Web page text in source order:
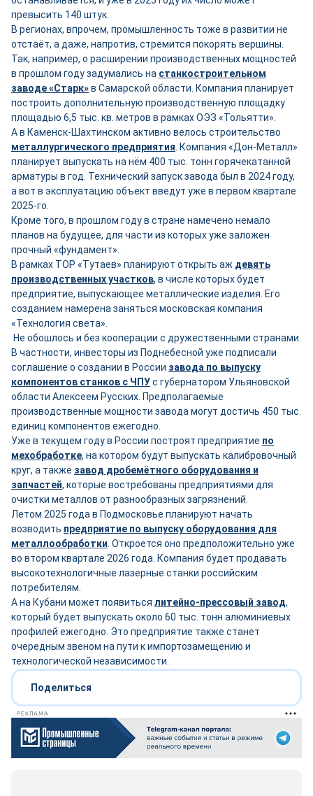
превысить 140 штук.
В регионах, впрочем, промышленность тоже в развитии не
отстаёт, а даже, напротив, стремится покорять вершины.
Так, например, о расширении производственных мощностей
в прошлом году задумались на станкостроительном
заводе «Старк»в Самарской области. Компания планирует
построить дополнительную производственную площадку
площадью 6,5 тыс. кв. метров в рамках ОЭЗ «Тольятти».
А в Каменск-Шахтинском активно велось строительство
металлургического предприятия . Компания «Дон-Металл»
планирует выпускать на нём 400 тыс. тонн горячекатанной
арматуры в год. Технический запуск завода был в 2024 году,
а вот в эксплуатацию объект введут уже в первом квартале
2025-го.
Кроме того, в прошлом году в стране намечено немало
планов на будущее, для части из которых уже заложен
прочный «фундамент».
В рамках ТОР «Тутаев» планируют открыть аж девять
производственных участков, в числе которых будет
предприятие, выпускающее металлические изделия. Его
созданием намерена заняться московская компания
«Технология света».
Не обошлось и без кооперации с дружественными странами.
В частности, инвесторы из Поднебесной уже подписали
соглашение о создании в России завода по выпуску
компонентов станков с ЧПУс губернатором Ульяновской
области Алексеем Русских. Предполагаемые
производственные мощности завода могут достичь 450 тыс.
единиц компонентов ежегодно.
Уже в текущем году в России построят предприятие по
мехобработке, на котором будут выпускать калибровочный
круг, а также завод дробемётного оборудования и
запчастей, которые востребованы предприятиями для
очистки металлов от разнообразных загрязнений.
Летом 2025 года в Подмосковье планируют начать
возводить предприятие по выпуску оборудования для
металлообработки . Откроется оно предположительно уже
во втором квартале 2026 года. Компания будет продавать
высокотехнологичные лазерные станки российским
потребителям.
А на Кубани может появиться литейно-прессовый завод,
который будет выпускать около 60 тыс. тонн алюминиевых
профилей ежегодно. Это предприятие также станет
очередным звеном на пути к импортозамещению и
технологической независимости.
Поделиться
РЕКЛАМА